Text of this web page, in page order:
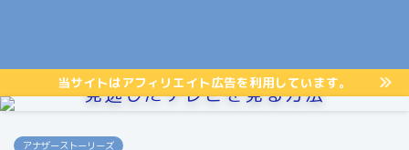
当サイトはアフィリエイト広告を利用しています。
見逃したテレビを見る方法
アナザーストーリーズ